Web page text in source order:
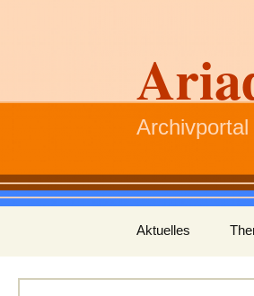
Inhalt
springen
Aktuelles